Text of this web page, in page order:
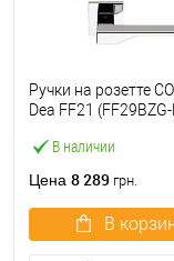
В наличии
Ручки на розетте
Dea FF21
Цена 8 289 грн.
В